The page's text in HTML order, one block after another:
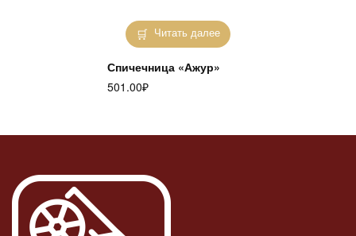
Читать далее
Спичечница «Ажур»
501.00₽